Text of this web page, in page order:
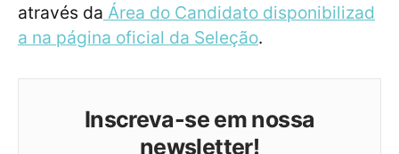
através da Área do Candidato disponibilizad
a na página oficial da Seleção.
Inscreva-se em nossa
newsletter!